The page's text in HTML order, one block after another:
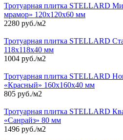
Тротуарная плитка STELLARD
мрамор» 120х120х60 мм
2280 руб./м2
Тротуарная плитка STELLARD
118х118х40 мм
1004 руб./м2
Тротуарная плитка STELLARD
«Красный» 160х160х40 мм
805 руб./м2
Тротуарная плитка STELLARD
«Санрайз» 80 мм
1496 руб./м2